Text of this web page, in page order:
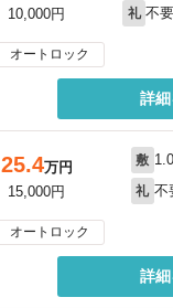
10,000円
礼 不要
オートロック
詳
25.4万円
15,000円
敷
礼 不
オートロック
詳